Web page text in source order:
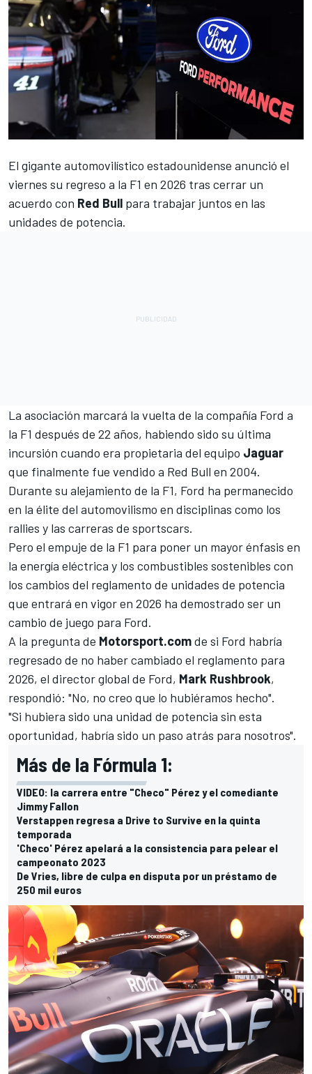
El gigante automovilístico estadounidense anunció el
viernes su regreso a la F1 en 2026 tras cerrar un
acuerdo con Red Bull para trabajar juntos en las
unidades de potencia.
La asociación marcará la vuelta de la compañía Ford a
la F1 después de 22 años, habiendo sido su última
incursión cuando era propietaria del equipo Jaguar
que finalmente fue vendido a Red Bull en 2004.
Durante su alejamiento de la F1, Ford ha permanecido
en la élite del automovilismo en disciplinas como los
rallies y las carreras de sportscars.
Pero el empuje de la F1 para poner un mayor énfasis en
la energía eléctrica y los combustibles sostenibles con
los cambios del reglamento de unidades de potencia
que entrará en vigor en 2026 ha demostrado ser un
cambio de juego para Ford.
A la pregunta de Motorsport.comde si Ford habría
regresado de no haber cambiado el reglamento para
2026, el director global de Ford, Mark Rushbrook,
respondió: "No, no creo que lo hubiéramos hecho".
"Si hubiera sido una unidad de potencia sin esta
oportunidad, habría sido un paso atrás para nosotros".
Más de la Fórmula 1:
VIDEO: la carrera entre "Checo" Pérez y el comediante
Jimmy Fallon
Verstappen regresa a Drive to Survive en la quinta
temporada
'Checo' Pérez apelará a la consistencia para pelear el
campeonato 2023
De Vries, libre de culpa en disputa por un préstamo de
250 mil euros